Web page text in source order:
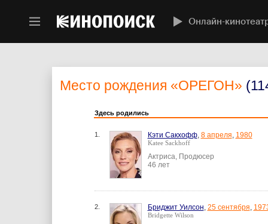
Онлайн-
Место рождения «ОРЕГОН»
Здесь родились
1. Кэти Сакхофф, 8 апреля, 1980
Katee Sackhoff
Актриса, Продюсер
46 лет
2. Бриджит Уилсон, 25 сентября,
Bridgette Wilson